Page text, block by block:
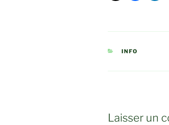
CATÉGORIES
INFO
Laisser un